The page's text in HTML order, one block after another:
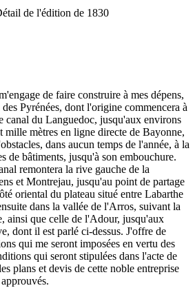
de l'édition de 1830
de faire construire à mes dépens,
Pyrénées, dont l'origine commencera à
canal du Languedoc, jusqu'aux environs
mètres en ligne directe de Bayonne,
dans aucun temps de l'année, à la
de bâtiments, jusqu'à son embouchure.
remontera la rive gauche de la
et Montrejau, jusqu'au point de partage
oriental du plateau situé entre Labarthe
dans la vallée de l'Arros, suivant la
ainsi que celle de l'Adour, jusqu'aux
dont il est parlé ci-dessus. J'offre de
qui me seront imposées en vertu des
qui seront stipulées dans l'acte de
plans et devis de cette noble entreprise